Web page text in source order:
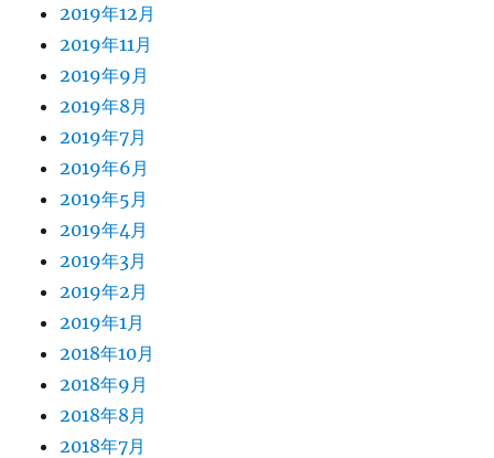
2019年12月
2019年11月
2019年9月
2019年8月
2019年7月
2019年6月
2019年5月
2019年4月
2019年3月
2019年2月
2019年1月
2018年10月
2018年9月
2018年8月
2018年7月